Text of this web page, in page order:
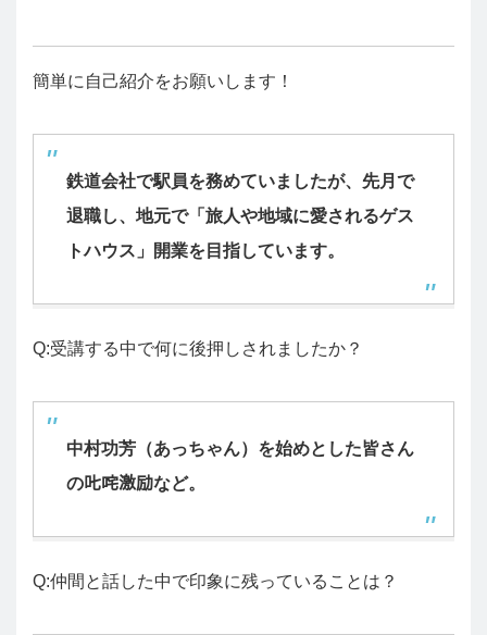
簡単に自己紹介をお願いします！
鉄道会社で駅員を務めていましたが、先月で
退職し、地元で「旅人や地域に愛されるゲス
トハウス」開業を目指しています。
Q:受講する中で何に後押しされましたか？
中村功芳（あっちゃん）を始めとした皆さん
の𠮟咤激励など。
Q:仲間と話した中で印象に残っていることは？